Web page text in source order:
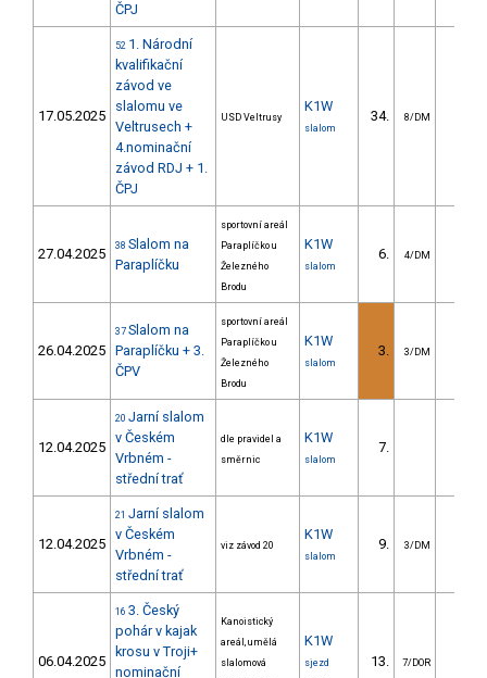
ČPJ
17.05.2025
52 1. Národní
kvalifikační
závod ve
slalomu ve
Veltrusech +
4.nominační
závod RDJ + 1.
ČPJ
USD Veltrusy
K1W
slalom
34. 8/DM
27.04.2025 38 Slalom na
Paraplíčku
sportovní areál
Paraplíčko u
Železného
Brodu
K1W
slalom
6. 4/DM
26.04.2025
37 Slalom na
Paraplíčku + 3.
ČPV
sportovní areál
Paraplíčko u
Železného
Brodu
K1W
slalom
3. 3/DM
12.04.2025
20 Jarní slalom
v Českém
Vrbném -
střední trať
dle pravidel a
směrnic
K1W
slalom
7.
12.04.2025
21 Jarní slalom
v Českém
Vrbném -
střední trať
viz závod 20
K1W
slalom
9. 3/DM
06.04.2025
16 3. Český
pohár v kajak
krosu v Troji+
nominační
Kanoistický
areál, umělá
slalomová
K1W
sjezd
13. 7/DOR